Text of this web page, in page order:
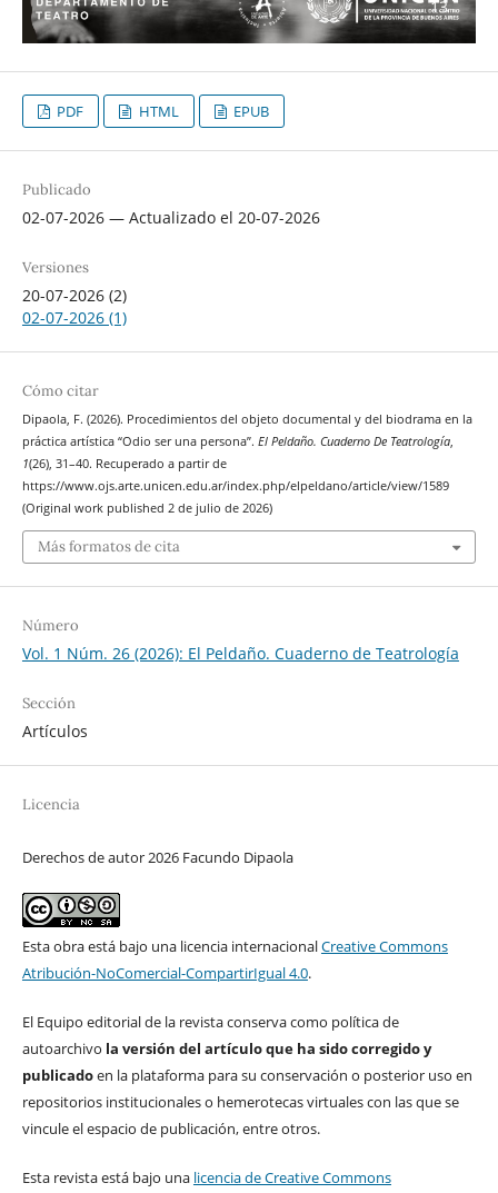
PDF HTML EPUB
Publicado
02-07-2026 — Actualizado el 20-07-2026
Versiones
20-07-2026 (2)
02-07-2026 (1)
Cómo citar
Dipaola, F. (2026). Procedimientos del objeto documental y del biodrama en la
práctica artística “Odio ser una persona”. El Peldaño. Cuaderno De Teatrología,
1(26), 31–40. Recuperado a partir de
https://www.ojs.arte.unicen.edu.ar/index.php/elpeldano/article/view/1589
(Original work published 2 de julio de 2026)
Más formatos de cita
Número
Vol. 1 Núm. 26 (2026): El Peldaño. Cuaderno de Teatrología
Sección
Artículos
Licencia
Derechos de autor 2026 Facundo Dipaola
Esta obra está bajo una licencia internacionalCreative Commons
Atribución-NoComercial-CompartirIgual 4.0.
El Equipo editorial de la revista conserva como política de
autoarchivo la versión del artículo que ha sido corregido y
publicadoen la plataforma para su conservación o posterior uso en
repositorios institucionales o hemerotecas virtuales con las que se
vincule el espacio de publicación, entre otros.
Esta revista está bajo una licencia de Creative Commons